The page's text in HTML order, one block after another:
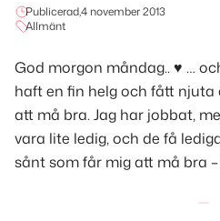
Publicerad,4 november 2013
Allmänt
God morgon måndag.. ♥ …
haft en fin helg och fått njuta
att må bra. Jag har jobbat,
vara lite ledig, och de få
sånt som får mig att må bra